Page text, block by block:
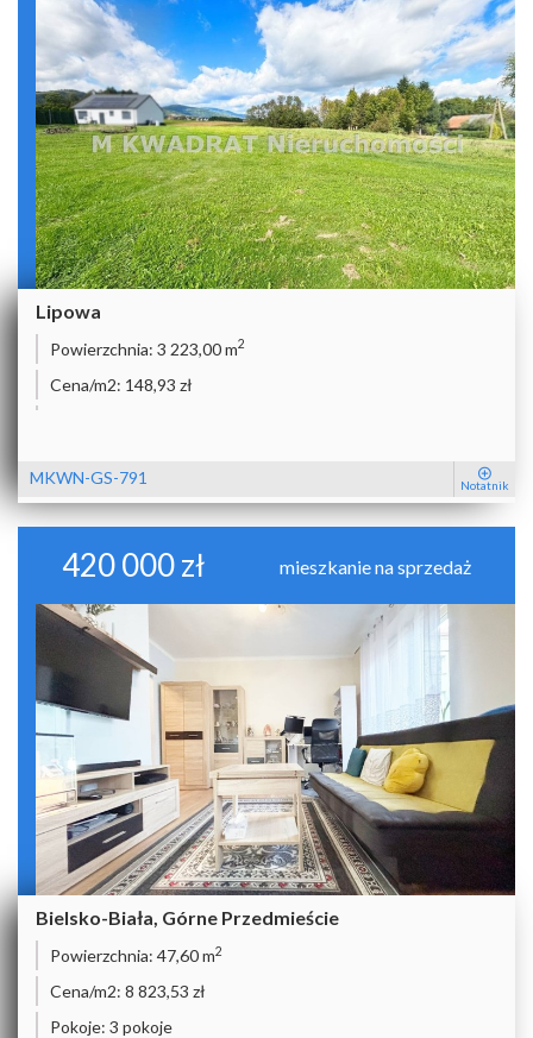
Lipowa
Powierzchnia: 3 223,00 m2
Cena/m2: 148,93 zł
MKWN-GS-791 Notatnik
420 000 zł mieszkanie na sprzedaż
Bielsko-Biała, Górne Przedmieście
Powierzchnia: 47,60 m2
Cena/m2: 8 823,53 zł
Pokoje: 3 pokoje